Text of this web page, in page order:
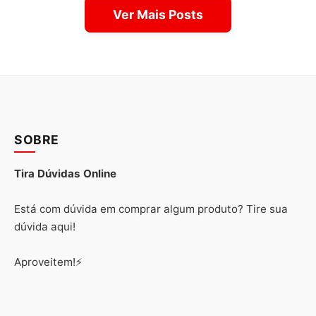
Ver Mais Posts
SOBRE
Tira Dúvidas Online
Está com dúvida em comprar algum produto? Tire sua
dúvida aqui!
Aproveitem!⚡